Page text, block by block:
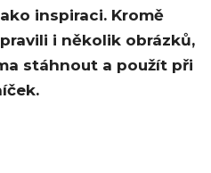
inspiraci. Kromě
i několik obrázků,
stáhnout a použít při